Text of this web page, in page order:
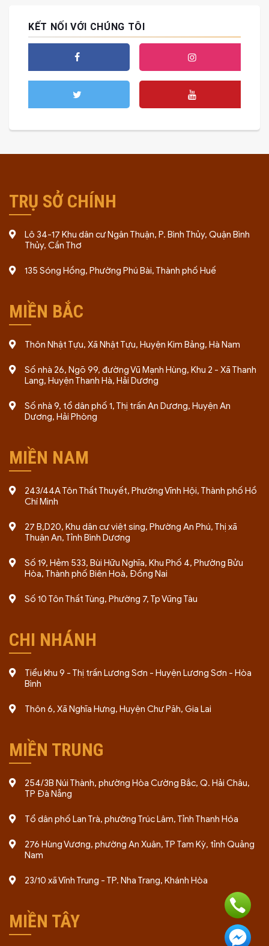
KẾT NỐI VỚI CHÚNG TÔI
TRỤ SỞ CHÍNH
Lô 34-17 Khu dân cư Ngân Thuận, P. Bình Thủy, Quận Bình
Thủy, Cần Thơ
135 Sóng Hồng, Phường Phú Bài, Thành phố Huế
MIỀN BẮC
Thôn Nhật Tựu, Xã Nhật Tựu, Huyện Kim Bảng, Hà Nam
Số nhà 26, Ngõ 99, đường Vũ Mạnh Hùng, Khu 2 - Xã Thanh
Lang, Huyện Thanh Hà, Hải Dương
Số nhà 9, tổ dân phố 1, Thị trấn An Dương, Huyện An
Dương, Hải Phòng
MIỀN NAM
243/44A Tôn Thất Thuyết, Phường Vĩnh Hội, Thành phố Hồ
Chí Minh
27 B,D20, Khu dân cư việt sing, Phường An Phú, Thị xã
Thuận An, Tỉnh Bình Dương
Số 19, Hẻm 533, Bùi Hữu Nghĩa, Khu Phố 4, Phường Bửu
Hòa, Thành phố Biên Hoà, Đồng Nai
Số 10 Tôn Thất Tùng, Phường 7, Tp Vũng Tàu
CHI NHÁNH
Tiểu khu 9 - Thị trấn Lương Sơn - Huyện Lương Sơn - Hòa
Bình
Thôn 6, Xã Nghĩa Hưng, Huyện Chư Păh, Gia Lai
MIỀN TRUNG
254/3B Núi Thành, phường Hòa Cường Bắc, Q. Hải Châu,
TP Đà Nẵng
Tổ dân phố Lan Trà, phường Trúc Lâm, Tỉnh Thanh Hóa
276 Hùng Vương, phường An Xuân, TP Tam Kỳ, tỉnh Quảng
Nam
23/10 xã Vĩnh Trung - TP. Nha Trang, Khánh Hòa
MIỀN TÂY